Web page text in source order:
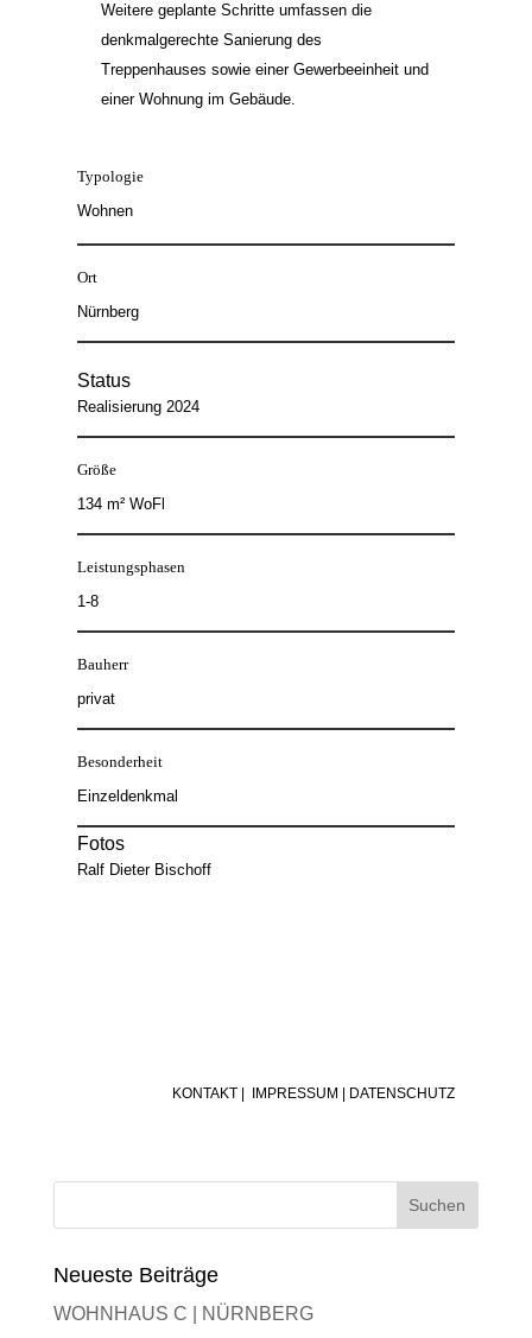
Weitere geplante Schritte umfassen die
denkmalgerechte Sanierung des
Treppenhauses sowie einer Gewerbeeinheit und
einer Wohnung im Gebäude.
Typologie
Wohnen
Ort
Nürnberg
Status
Realisierung 2024
Größe
134 m² WoFl
Leistungsphasen
1-8
Bauherr
privat
Besonderheit
Einzeldenkmal
Fotos
Ralf Dieter Bischoff
KONTAKT IMPRESSUM DATENSCHUTZ
Neueste Beiträge
WOHNHAUS C | NÜRNBERG